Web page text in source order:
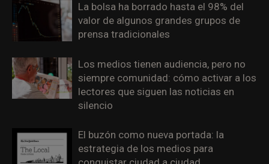
La bolsa ha borrado hasta el 98% del
valor de algunos grandes grupos de
prensa tradicionales
Los medios tienen audiencia, pero no
siempre comunidad: cómo activar a los
lectores que siguen las noticias en
silencio
El buzón como nueva portada: la
estrategia de los medios para